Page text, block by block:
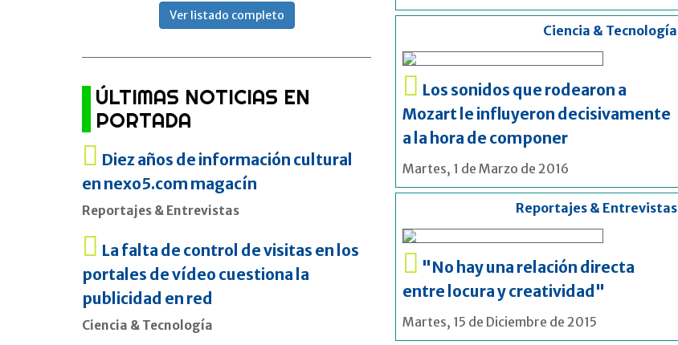
Ver listado completo
ÚLTIMAS NOTICIAS EN
PORTADA
Diez años de información cultural
en nexo5.com magacín
Reportajes & Entrevistas
La falta de control de visitas en los
portales de vídeo cuestiona la
publicidad en red
Ciencia & Tecnología
Ciencia & Tecnología
Los sonidos que rodearon a
Mozart le influyeron decisivamente
a la hora de componer
Martes, 1 de Marzo de 2016
Reportajes & Entrevistas
"No hay una relación directa
entre locura y creatividad"
Martes, 15 de Diciembre de 2015